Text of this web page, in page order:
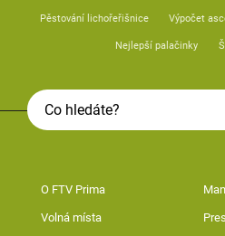
Pěstování lichořeřišnice Výpočet
Nejlepší palačinky
O FTV Prima
Volná místa